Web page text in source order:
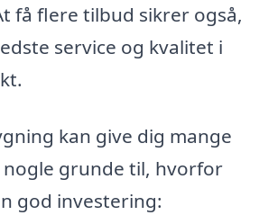
få flere tilbud sikrer også,
service og kvalitet i
kan give dig mange
grunde til, hvorfor
god investering: